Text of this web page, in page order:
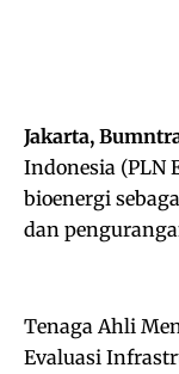
‎Jakarta,
Indonesia (PLN
bioenergi
dan
Tenaga Ahli
Evaluasi